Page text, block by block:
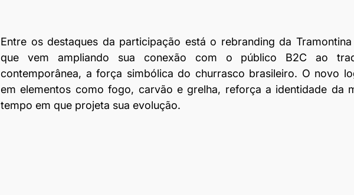
Entre os destaques da participação está o rebranding da
que vem ampliando sua conexão com o público B2C ao
contemporânea, a força simbólica do churrasco brasileiro. O novo
em elementos como fogo, carvão e grelha, reforça a identidade da
tempo em que projeta sua evolução.